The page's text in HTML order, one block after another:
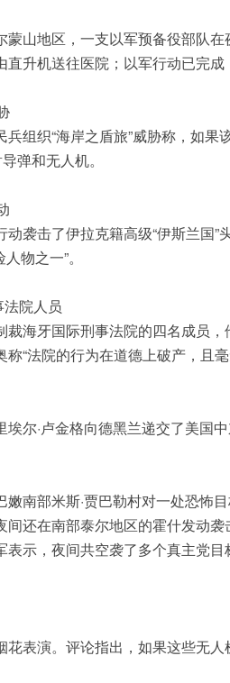
蒙山地区，一支以军预备役部队
直升机送往医院；以军行动已完成
兵组织“海岸之盾旅”威胁称，如
弹和无人机。
动袭击了伊拉克籍高级“伊斯兰国
物之一”。
院人员
裁海牙国际刑事法院的四名成员
“法院的行为在道德上破产，且毫
尔·卢金格向德黑兰递交了美国中
嫩南部米斯·贾巴勒村对一处恐怖
间还在南部泰尔地区的霍什发动
表示，夜间共空袭了多个真主党
花表演。评论指出，如果这些无